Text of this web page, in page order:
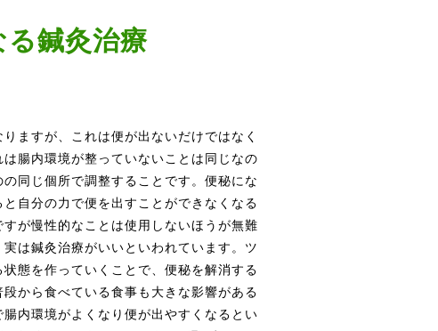
鍼灸治療
ますが、これは便が出ないだけではなく
腸内環境が整っていないことは同じなの
同じ個所で調整することです。便秘にな
自分の力で便を出すことができなくなる
が慢性的なことは使用しないほうが無難
は鍼灸治療がいいといわれています。ツ
態を作っていくことで、便秘を解消する
から食べている食事も大きな影響がある
内環境がよくなり便が出やすくなるとい